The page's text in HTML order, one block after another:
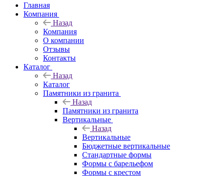
Главная
Компания
Назад
Компания
О компании
Отзывы
Контакты
Каталог
Назад
Каталог
Памятники из гранита
Назад
Памятники из гранита
Вертикальные
Назад
Вертикальные
Бюджетные вертикальные
Стандартные формы
Формы с барельефом
Формы с крестом